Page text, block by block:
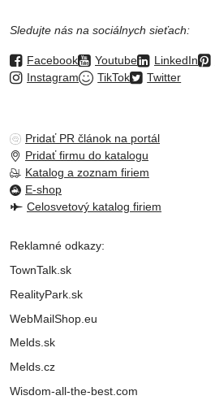
Sledujte nás na sociálnych sieťach:
Facebook Youtube LinkedIn
Instagram
TikTok Twitter
Pridať PR článok na portál
Pridať firmu do katalogu
Katalog a zoznam firiem
E-shop
Celosvetový katalog firiem
Reklamné odkazy:
TownTalk.sk
RealityPark.sk
WebMailShop.eu
Melds.sk
Melds.cz
Wisdom-all-the-best.com